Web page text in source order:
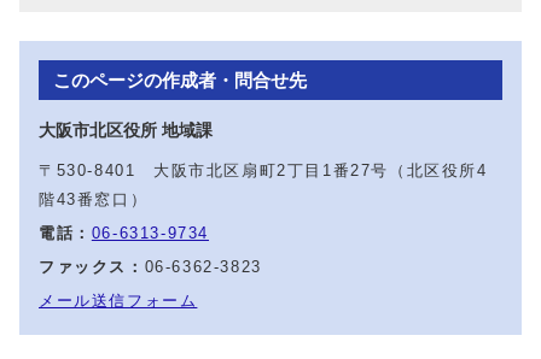
このページの作成者・問合せ先
大阪市北区役所 地域課
〒530-8401 大阪市北区扇町2丁目1番27号（北区役所4
階43番窓口）
電話： 06-6313-9734
ファックス： 06-6362-3823
メール送信フォーム